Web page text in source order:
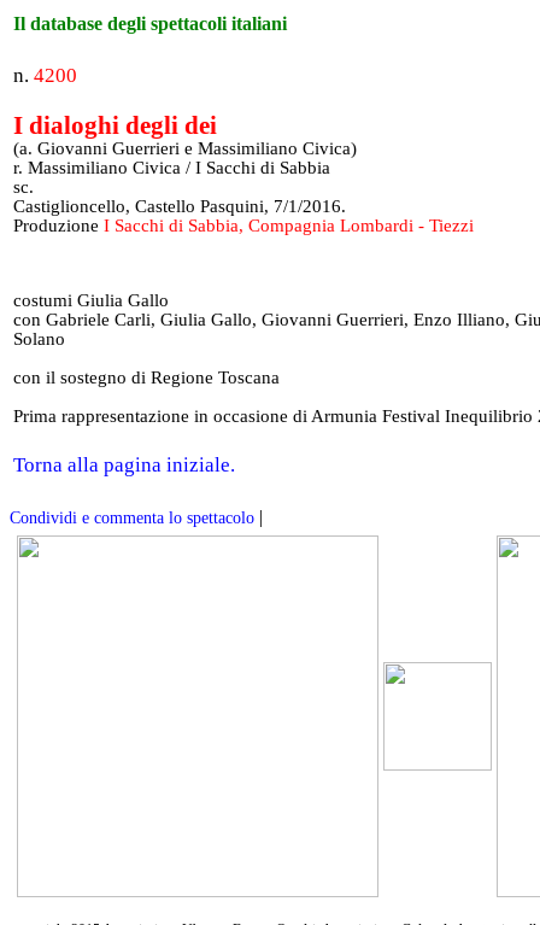
Il database degli spettacoli italiani
n. 4200
I dialoghi degli dei
(a. Giovanni Guerrieri e Massimiliano Civica)
r. Massimiliano Civica / I Sacchi di Sabbia
sc.
Castiglioncello, Castello Pasquini, 7/1/2016.
Produzione I Sacchi di Sabbia, Compagnia Lombardi - Tiezzi
costumi Giulia Gallo
con Gabriele Carli, Giulia Gallo, Giovanni Guerrieri, Enzo Illiano,
Solano
con il sostegno di Regione Toscana
Prima rappresentazione in occasione di Armunia Festival Inequilibrio
Torna alla pagina iniziale.
Condividi e commenta lo spettacolo |